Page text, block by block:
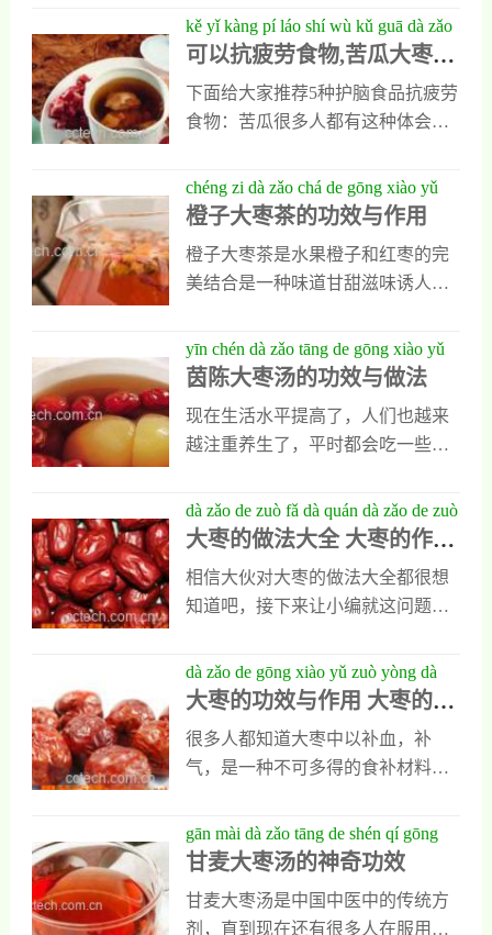
所致肠肌痉挛有对抗作用。大剂量
煎剂、挥发油、去内酯挥发油、总
内酯以及木香内酯、二氢木香内酯
等多种内酯部分对离体兔小肠运动
付发烧、打喷嚏、咳痰等感冒早期
症状的最好武器,生姜,大枣粥,的介
醇、姜烯、水芹烯、姜辣素等成
分，能消炎、散热、发汗，缓解流
kě yǐ kàng pí láo shí wù kǔ guā dà zǎo
yǎng shēng hǎo shí wù
可以抗疲劳食物,苦瓜大枣养
生好食物
下面给大家推荐5种护脑食品抗疲劳
食物：苦瓜很多人都有这种体会，
欲。中医认为，苦瓜味苦，可除邪
热，解劳乏，清心明目。苦瓜之苦
能刺激人体分泌唾液，促进胃液分
泌，恢复脾胃运化之功，增进食
枣中含有的环磷酸腺苷是人体能量
代谢的必需物质，能扩张血管，增
加心肌收缩力，改善心肌营养。此
外，红枣对于眼病、夜盲症、头发
效。葡萄葡萄营养丰富、味甜可
口。据分析，每1
chéng zi dà zǎo chá de gōng xiào yǔ
zuò yòng
橙子大枣茶的功效与作用
橙子大枣茶是水果橙子和红枣的完
美结合是一种味道甘甜滋味诱人的
但能吸收丰富维生素c还能吸收丰富
多糖，它能增强人类身体素质，并
多好处。橙子大枣茶的功效1、调理
肠胃调理肠胃是橙子大枣茶最重要
果酸和活性酶等营养在被人体吸收
后能抑制人类胃肠道中平滑肌的收
缩可防止肠胃不适症状出现，人们
在出现恶心呕吐和反胃吐酸以及肠
持酸碱平衡做好以后的橙子大枣茶
虽然味道略酸，
yīn chén dà zǎo tāng de gōng xiào yǔ
zuò fǎ
茵陈大枣汤的功效与做法
现在生活水平提高了，人们也越来
越注重养生了，平时都会吃一些养
最爱。但也有些人对茵陈大枣汤不
了解，不知道它有哪些功效。今天
大家它有哪些功效的同时，也把它
的具体做法写出来告诉大家。茵陈
能健脾和胃健脾和胃是茵陈大枣汤
的重要功效，平时食用，还能益气
补血，能让人们面色红润，也能减
少贫血和消化不良以及腹胀腹痛等
肝脏有很明显的保护作用，它能提
高肝细胞的
dà zǎo de zuò fǎ dà quán dà zǎo de zuò
yòng yǔ gōng xiào
大枣的做法大全 大枣的作用
与功效
相信大伙对大枣的做法大全都很想
知道吧，接下来让小编就这问题来
全1.大枣花生桂圆泥原料：大枣100
克，花生米100克，桂圆肉15克，红
洗净，待用。2.把花生、桂圆肉也
洗一洗，待用。3.将大枣、花生
泥，加入红糖搅匀后，上笼蒸熟即
成。2.莲心大枣汤原料：莲心3克、
大枣10枚做法：莲心研末与大枣共
同煎汤，每日1次，饭后服。羊骨大
dà zǎo de gōng xiào yǔ zuò yòng dà
zǎo de duō zhǒng gōng xiào
大枣的功效与作用 大枣的多
种功效
很多人都知道大枣中以补血，补
气，是一种不可多得的食补材料之
大枣，又名红枣、干枣、枣子等。
大枣富含蛋白质、脂肪、糖类、胡
生素P以及磷、钙、铁等成分，其中
gān mài dà zǎo tāng de shén qí gōng
xiào
甘麦大枣汤的神奇功效
甘麦大枣汤是中国中医中的传统方
剂，直到现在还有很多人在服用